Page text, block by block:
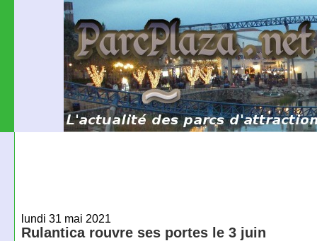
lundi 31 mai 2021
Rulantica rouvre ses portes le 3 juin